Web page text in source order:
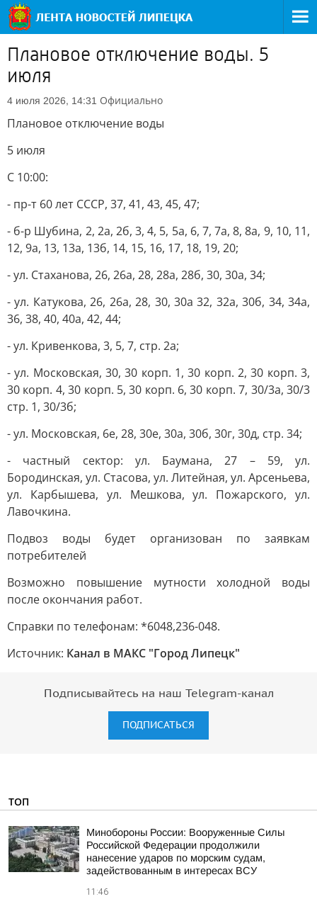
Плановое отключение воды. 5
июля
4 июля 2026, 14:31 Официально
Плановое отключение воды
5 июля
С 10:00:
- пр-т 60 лет СССР, 37, 41, 43, 45, 47;
- б-р Шубина, 2, 2а, 2б, 3, 4, 5, 5а, 6, 7, 7а, 8, 8а, 9, 10, 11,
12, 9а, 13, 13а, 13б, 14, 15, 16, 17, 18, 19, 20;
- ул. Стаханова, 26, 26а, 28, 28а, 28б, 30, 30а, 34;
- ул. Катукова, 26, 26а, 28, 30, 30а 32, 32а, 30б, 34, 34а,
36, 38, 40, 40а, 42, 44;
- ул. Кривенкова, 3, 5, 7, стр. 2а;
- ул. Московская, 30, 30 корп. 1, 30 корп. 2, 30 корп. 3,
30 корп. 4, 30 корп. 5, 30 корп. 6, 30 корп. 7, 30/3а, 30/3
стр. 1, 30/3б;
- ул. Московская, 6е, 28, 30е, 30а, 30б, 30г, 30д, стр. 34;
- частный сектор: ул. Баумана, 27 – 59, ул.
Бородинская, ул. Стасова, ул. Литейная, ул. Арсеньева,
ул. Карбышева, ул. Мешкова, ул. Пожарского, ул.
Лавочкина.
Подвоз воды будет организован по заявкам
потребителей
Возможно повышение мутности холодной воды
после окончания работ.
Справки по телефонам: *6048,236-048.
Источник: Канал в МАКС "Город Липецк"
Подписывайтесь на наш Telegram-канал
ПОДПИСАТЬСЯ
ТОП
Минобороны России: Вооруженные Силы
Российской Федерации продолжили
нанесение ударов по морским судам,
задействованным в интересах ВСУ
11:46